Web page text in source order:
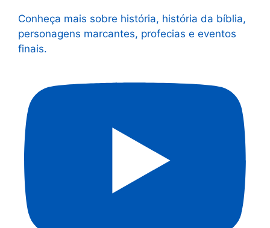
Conheça mais sobre história, história da bíblia,
personagens marcantes, profecias e eventos
finais.